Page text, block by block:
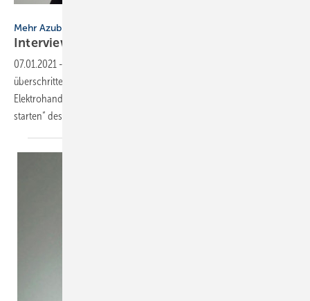
Mehr Azubis im SHK-Handwerk
Interview mit Bernd
07.01.2021 -
überschritten und damit liegt das SHK-Gewerbe gleichauf mit dem
Elektrohandwerk. Welche Rolle hatte dabei die Kampagne „Zeit zu
starten“ des ZVSHK und das